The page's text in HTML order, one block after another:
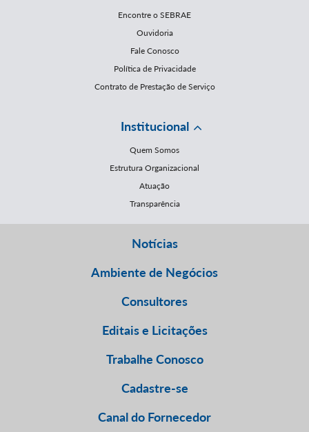
Encontre o SEBRAE
Ouvidoria
Fale Conosco
Política de Privacidade
Contrato de Prestação de Serviço
Institucional
Quem Somos
Estrutura Organizacional
Atuação
Transparência
Notícias
Ambiente de Negócios
Consultores
Editais e Licitações
Trabalhe Conosco
Cadastre-se
Canal do Fornecedor